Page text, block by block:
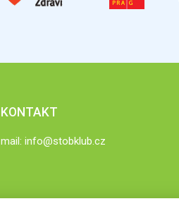
KONTAKT
mail: info@stobklub.cz